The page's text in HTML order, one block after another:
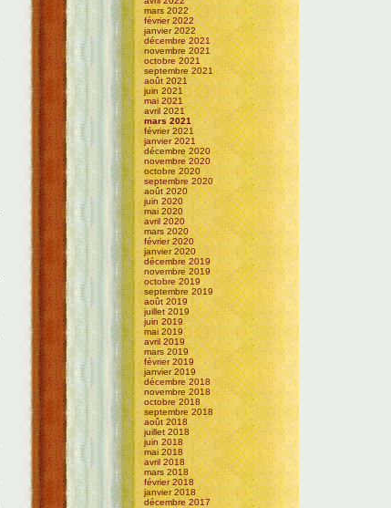
mars 2022
février 2022
janvier 2022
décembre 2021
novembre 2021
octobre 2021
septembre 2021
août 2021
juin 2021
mai 2021
avril 2021
mars 2021
février 2021
janvier 2021
décembre 2020
novembre 2020
octobre 2020
septembre 2020
août 2020
juin 2020
mai 2020
avril 2020
mars 2020
février 2020
janvier 2020
décembre 2019
novembre 2019
octobre 2019
septembre 2019
août 2019
juillet 2019
juin 2019
mai 2019
avril 2019
mars 2019
février 2019
janvier 2019
décembre 2018
novembre 2018
octobre 2018
septembre 2018
août 2018
juillet 2018
juin 2018
mai 2018
avril 2018
mars 2018
février 2018
janvier 2018
décembre 2017